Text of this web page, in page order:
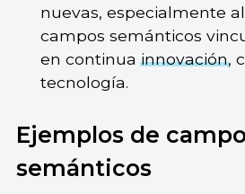
nuevas, especialmente
campos semánticos
en continuainnovación,
tecnología.
Ejemplos de
semánticos